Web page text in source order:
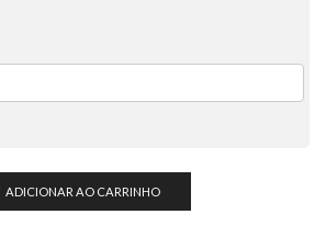
ADICIONAR AO CARRINHO